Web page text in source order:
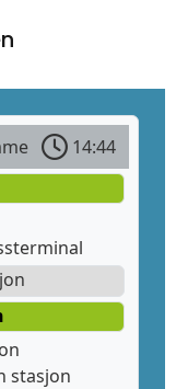
14:44
stasjon